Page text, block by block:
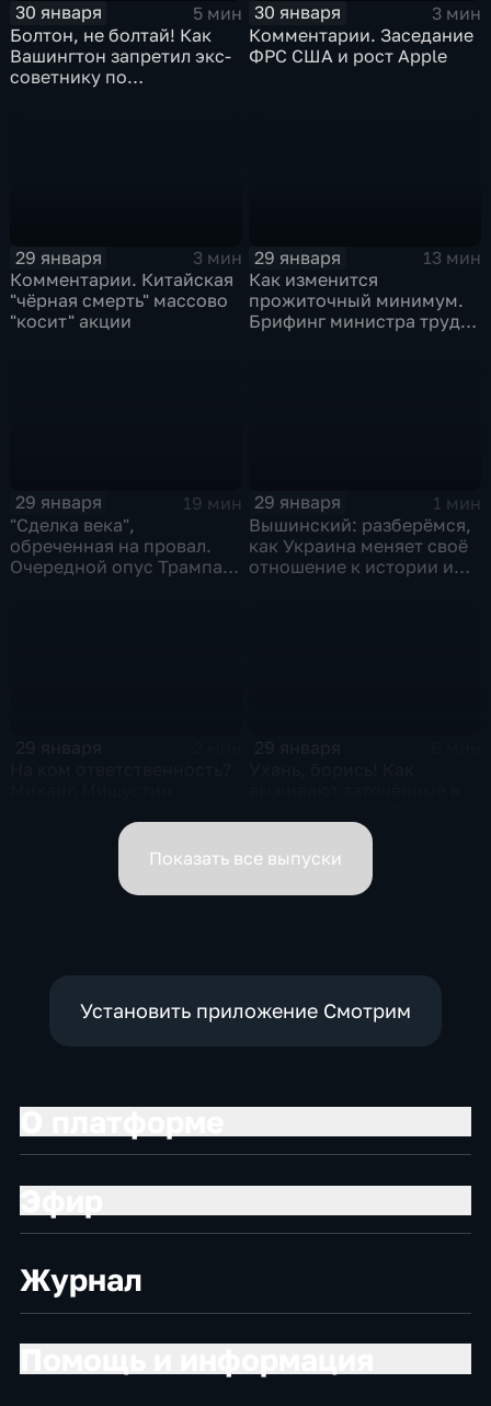
30 января
5 мин
Болтон, не болтай! Как
Вашингтон запретил экс-
советнику по
30 января
3 мин
Комментарии. Заседание
ФРС США и рост Apple
29 января
3 мин
Комментарии. Китайская
"чёрная смерть" массово
"косит" акции
29 января
13 мин
Как изменится
прожиточный минимум.
Брифинг министра труда
29 января
19 мин
"Сделка века",
обреченная на провал.
Очередной опус Трампа.
29 января
1 мин
Вышинский: разберёмся,
как Украина меняет своё
отношение к истории и
вице-премьеров
Показать все выпуски
Установить приложение Смотрим
Журнал